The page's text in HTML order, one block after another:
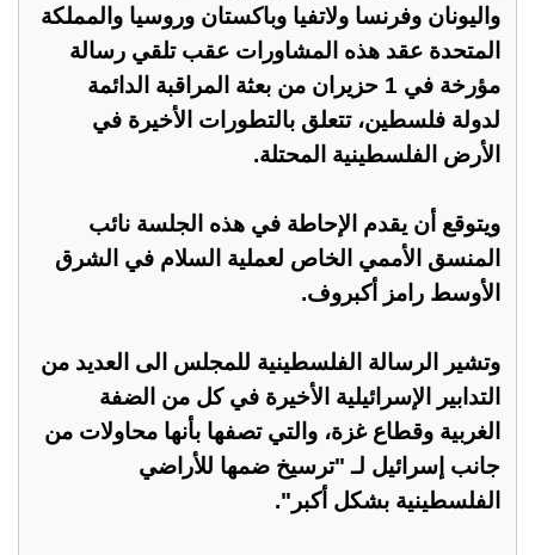
واليونان وفرنسا ولاتفيا وباكستان وروسيا والمملكة
المتحدة عقد هذه المشاورات عقب تلقي رسالة
مؤرخة في 1 حزيران من بعثة المراقبة الدائمة
لدولة فلسطين، تتعلق بالتطورات الأخيرة في
الأرض الفلسطينية المحتلة.
ويتوقع أن يقدم الإحاطة في هذه الجلسة نائب
المنسق الأممي الخاص لعملية السلام في الشرق
الأوسط رامز أكبروف.
وتشير الرسالة الفلسطينية للمجلس الى العديد من
التدابير الإسرائيلية الأخيرة في كل من الضفة
الغربية وقطاع غزة، والتي تصفها بأنها محاولات من
جانب إسرائيل لـ "ترسيخ ضمها للأراضي
الفلسطينية بشكل أكبر".